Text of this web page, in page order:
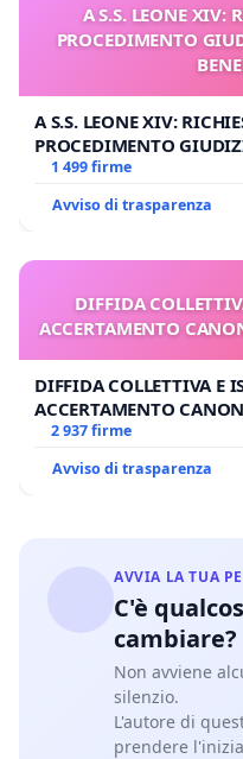
A S.S. LEONE XIV:
PROCEDIMENTO
A S.S. LEONE XIV:
PROCEDIMENTO
BENEDETTO XVI
1 499 firme
Avviso di trasparenza
DIFFIDA
ACCERTAMENTO
DIFFIDA COLLETTIVA E
ACCERTAMENTO
2 937 firme
Avviso di trasparenza
AVVIA LA TUA
C'è
cambiare?
Non avviene
silenzio.
L'autore di
prendere